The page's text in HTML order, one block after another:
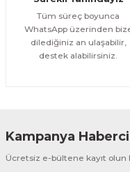
800,00 TL
Evinemoda
Boho Tarzı Çiçek 3 Parça
Evinemoda
Vincent Van Gogh Temalı 3
Tüm süreç boyunca
WhatsApp üzerinden
dilediğiniz an ulaşabilir,
destek alabilirsiniz.
Kampanya
Ücretsiz e-bültene kayıt olun